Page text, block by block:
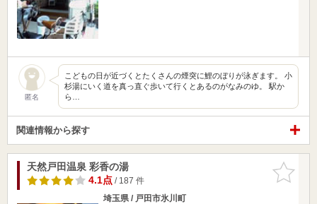
匿名
こどもの日が近づくとたくさんの煙突に鯉のぼりが泳ぎます。 小
杉湯にいく道を真っ直ぐ歩いて行くとあるのがなみのゆ。 駅か
ら…
関連情報から探す
お気に入
りに追加
天然戸田温泉 彩香の湯
4.1点/ 187 件
埼玉県 / 戸田市氷川町